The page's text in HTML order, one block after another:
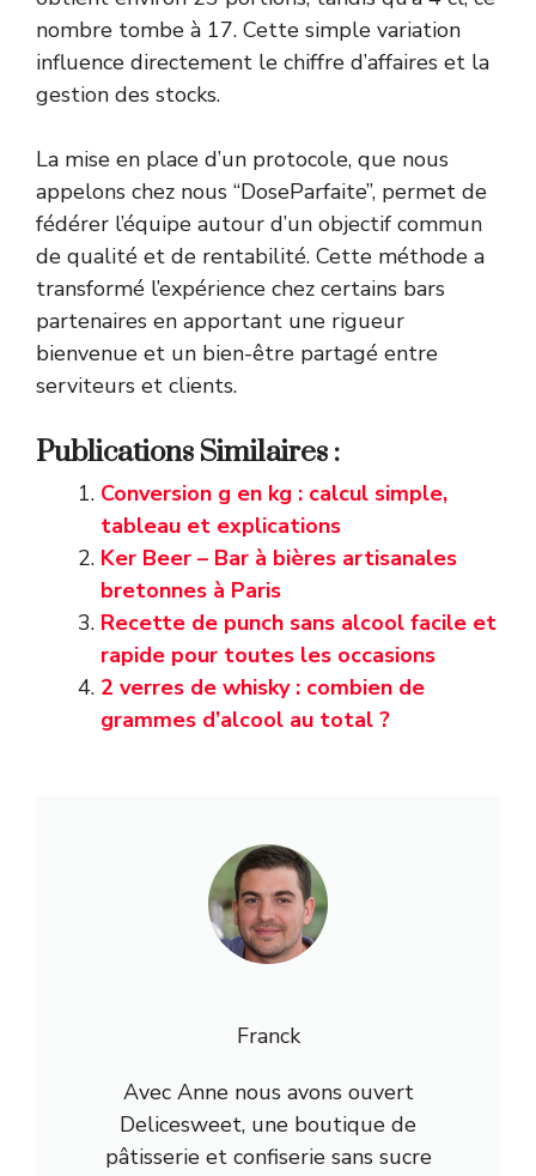
nombre tombe à 17. Cette simple variation
influence directement le chiffre d’affaires et la
gestion des stocks.
La mise en place d’un protocole, que nous
appelons chez nous “DoseParfaite”, permet de
fédérer l’équipe autour d’un objectif commun
de qualité et de rentabilité. Cette méthode a
transformé l’expérience chez certains bars
partenaires en apportant une rigueur
bienvenue et un bien-être partagé entre
serviteurs et clients.
Publications Similaires :
Conversion g en kg : calcul simple,
tableau et explications
Ker Beer – Bar à bières artisanales
bretonnes à Paris
Recette de punch sans alcool facile et
rapide pour toutes les occasions
2 verres de whisky : combien de
grammes d’alcool au total ?
Franck
Avec Anne nous avons ouvert
Delicesweet, une boutique de
pâtisserie et confiserie sans sucre